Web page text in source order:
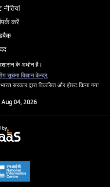
करें
के अधीन है।
सूचना विज्ञान केन्द्र,
सरकार द्वारा विकसित और होस्ट किया गया
Aug 04, 2026